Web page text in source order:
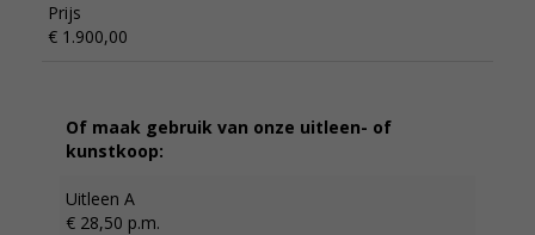
Prijs
€ 1.900,00
Of maak gebruik van onze uitleen- of
kunstkoop:
Uitleen A
€ 28,50 p.m.